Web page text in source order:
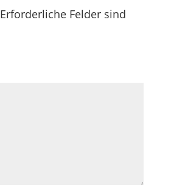
Erforderliche Felder sind